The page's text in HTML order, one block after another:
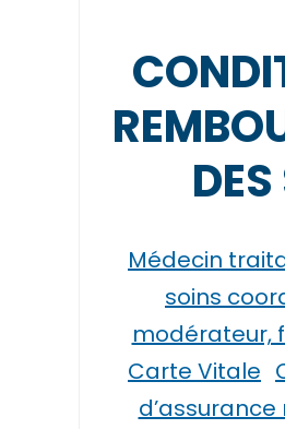
Médecin
soins
modérateur,
Carte Vitale